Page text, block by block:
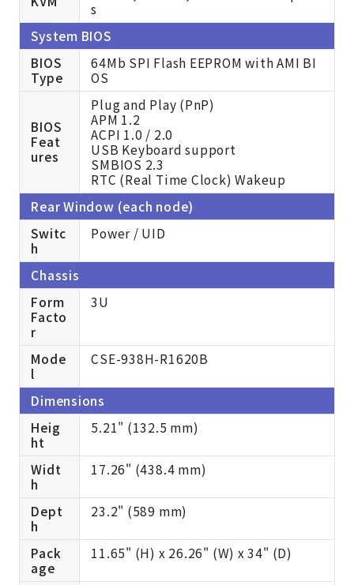
s
System BIOS
BIOS
Type
64Mb SPI Flash EEPROM with AMI BI
OS
BIOS
Feat
ures
Plug and Play (PnP)
APM 1.2
ACPI 1.0 / 2.0
USB Keyboard support
SMBIOS 2.3
RTC (Real Time Clock) Wakeup
Rear Window (each node)
Switc
h
Power / UID
Chassis
Form
Facto
r
3U
Mode
l
CSE-938H-R1620B
Dimensions
Heig
ht
5.21" (132.5 mm)
Widt
h
17.26" (438.4 mm)
Dept
h
23.2" (589 mm)
Pack
age
11.65" (H) x 26.26" (W) x 34" (D)